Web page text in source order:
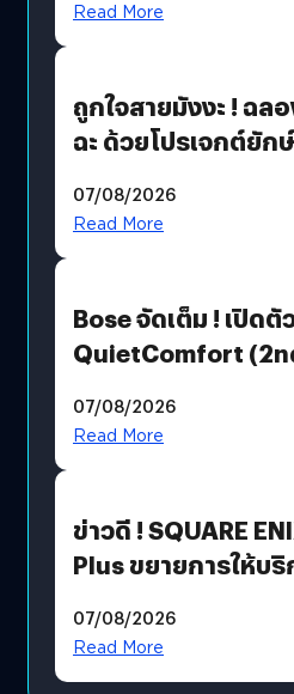
Read More
ถูกใจสายมังงะ ! ฉล
ฉะ ด้วยโปรเจกต์ยัก
มีภาษาไทยด้วย
07/08/2026
Read More
Bose จัดเต็ม ! เปิดตั
QuietComfort
07/08/2026
Read More
ข่าวดี ! SQUARE
Plus ขยายการให้บริ
โดยตรง
07/08/2026
Read More